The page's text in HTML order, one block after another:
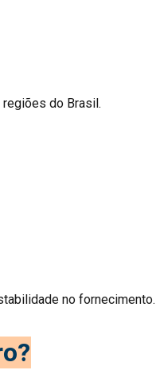
do Brasil.
no fornecimento.